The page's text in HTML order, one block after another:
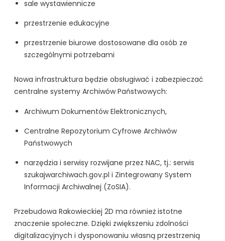
sale wystawiennicze
przestrzenie edukacyjne
przestrzenie biurowe dostosowane dla osób ze
szczególnymi potrzebami
Nowa infrastruktura będzie obsługiwać i zabezpieczać
centralne systemy Archiwów Państwowych:
Archiwum Dokumentów Elektronicznych,
Centralne Repozytorium Cyfrowe Archiwów
Państwowych
narzędzia i serwisy rozwijane przez NAC, tj.: serwis
szukajwarchiwach.gov.pl i Zintegrowany System
Informacji Archiwalnej (ZoSIA).
Przebudowa Rakowieckiej 2D ma również istotne
znaczenie społeczne. Dzięki zwiększeniu zdolności
digitalizacyjnych i dysponowaniu własną przestrzenią